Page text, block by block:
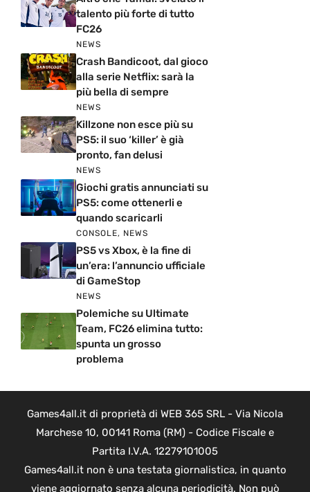
talento più forte di tutto
FC26
NEWS
Crash Bandicoot, dal gioco
alla serie Netflix: sarà la
più bella di sempre
NEWS
Killzone non esce più su
PS5: il suo ‘killer’ è già
pronto, fan delusi
NEWS
Giochi gratis annunciati su
PS5: come ottenerli e
quando scaricarli
CONSOLE, NEWS
PS5 vs Xbox, è la fine di
un’era: l’annuncio ufficiale
di GameStop
NEWS
Polemiche su Ultimate
Team, FC26 elimina tutto:
spunta un grosso
problema
Games4all.it di proprietà di WEB 365 SRL - Via Nicola
Marchese 10, 00141 Roma (RM) - Codice Fiscale e
Partita I.V.A. 12279101005
Games4all.it non è una testata giornalistica, in quanto
viene aggiornato senza alcuna periodicità. Non può